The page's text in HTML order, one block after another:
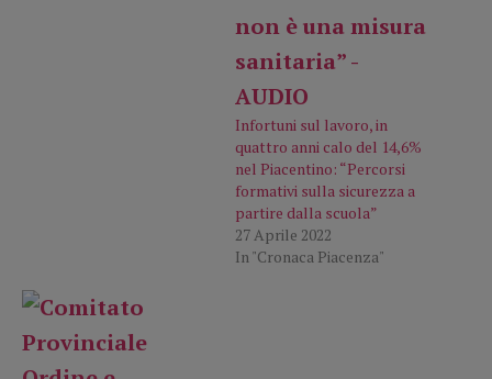
Infortuni sul lavoro, in
quattro anni calo del 14,6%
nel Piacentino: “Percorsi
formativi sulla sicurezza a
partire dalla scuola”
27 Aprile 2022
In "Cronaca Piacenza"